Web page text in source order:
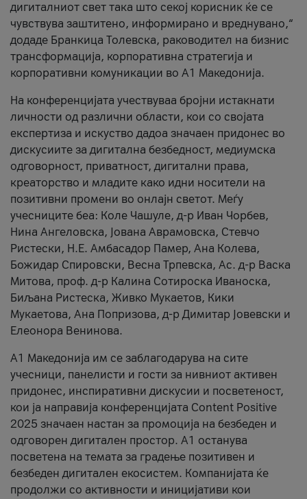
дигиталниот свет така што секој корисник ќе се
чувствува заштитено, информирано и вреднувано,“
додаде Бранкица Толевска, раководител на бизнис
трансформација, корпоративна стратегија и
корпоративни комуникации во А1 Македонија.
На конференцијата учествуваа бројни истакнати
личности од различни области, кои со својата
експертиза и искуство дадоа значаен придонес во
дискусиите за дигитална безбедност, медиумска
одговорност, приватност, дигитални права,
креаторство и младите како идни носители на
позитивни промени во онлајн светот. Меѓу
учесниците беа: Коле Чашуле, д-р Иван Чорбев,
Нина Ангеловска, Јована Аврамовска, Стевчо
Ристески, Н.Е. Амбасадор Памер, Ана Колева,
Божидар Спировски, Весна Трпевска, Ас. д-р Васка
Митова, проф. д-р Калина Сотироска Иваноска,
Биљана Ристеска, Живко Мукаетов, Кики
Мукаетова, Ана Попризова, д-р Димитар Јовевски и
Елеонора Венинова.
А1 Македонија им се заблагодарува на сите
учесници, панелисти и гости за нивниот активен
придонес, инспиративни дискусии и посветеност,
кои ја направија конференцијата Content Positive
2025 значаен настан за промоција на безбеден и
одговорен дигитален простор. А1 останува
посветена на темата за градење позитивен и
безбеден дигитален екосистем. Компанијата ќе
продолжи со активности и иницијативи кои